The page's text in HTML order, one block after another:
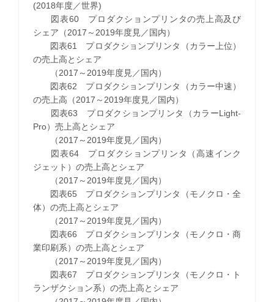
(2018年度／世界)
図表60 プロダクションプリンタの売上高及び
シェア（2017～2019年度見／国内）
図表61 プロダクションプリンタ（カラー上位）
の売上高とシェア
（2017～2019年度見／国内）
図表62 プロダクションプリンタ（カラー中速）
の売上高（2017～2019年度見／国内）
図表63 プロダクションプリンタ（カラーLight-
Pro）売上高とシェア
（2017～2019年度見／国内）
図表64 プロダクションプリンタ（高速インク
ジェット）の売上高とシェア
（2017～2019年度見／国内）
図表65 プロダクションプリンタ（モノクロ・全
体）の売上高とシェア
（2017～2019年度見／国内）
図表66 プロダクションプリンタ（モノクロ・商
業印刷系）の売上高とシェア
（2017～2019年度見／国内）
図表67 プロダクションプリンタ（モノクロ・ト
ランザクション系）の売上高とシェア